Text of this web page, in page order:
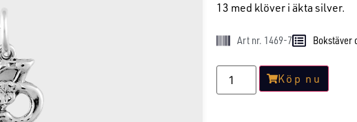
13 med klöver i äkta silver.
Art nr. 1469-7 Bokstäver
Köp nu